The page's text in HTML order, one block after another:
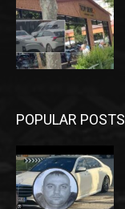
POPULAR POSTS